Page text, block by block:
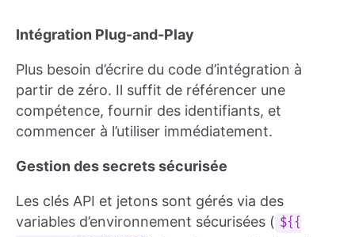
Intégration Plug-and-Play
Plus besoin d’écrire du code d’intégration à
partir de zéro. Il suffit de référencer une
compétence, fournir des identifiants, et
commencer à l’utiliser immédiatement.
Gestion des secrets sécurisée
Les clés API et jetons sont gérés via des
variables d’environnement sécurisées ( ${{